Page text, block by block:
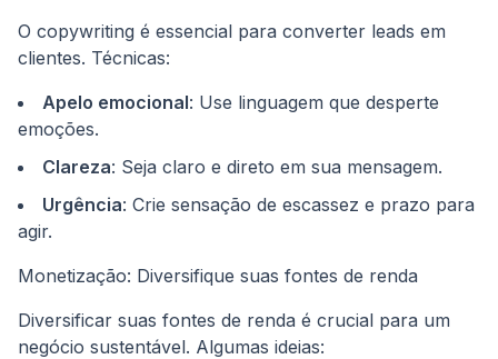
O copywriting é essencial para converter leads em
clientes. Técnicas:
Apelo emocional: Use linguagem que desperte
emoções.
Clareza: Seja claro e direto em sua mensagem.
Urgência: Crie sensação de escassez e prazo para
agir.
Monetização: Diversifique suas fontes de renda
Diversificar suas fontes de renda é crucial para um
negócio sustentável. Algumas ideias: